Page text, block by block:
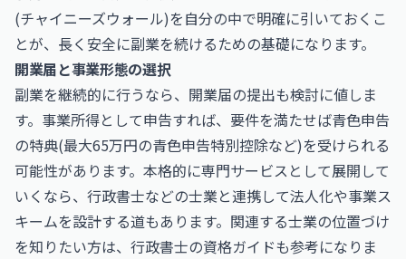
(チャイニーズウォール)を自分の中で明確に引いておくこ
とが、長く安全に副業を続けるための基礎になります。
開業届と事業形態の選択
副業を継続的に行うなら、開業届の提出も検討に値しま
す。事業所得として申告すれば、要件を満たせば青色申告
の特典(最大65万円の青色申告特別控除など)を受けられる
可能性があります。本格的に専門サービスとして展開して
いくなら、行政書士などの士業と連携して法人化や事業ス
キームを設計する道もあります。関連する士業の位置づけ
を知りたい方は、 行政書士の資格ガイドも参考になりま